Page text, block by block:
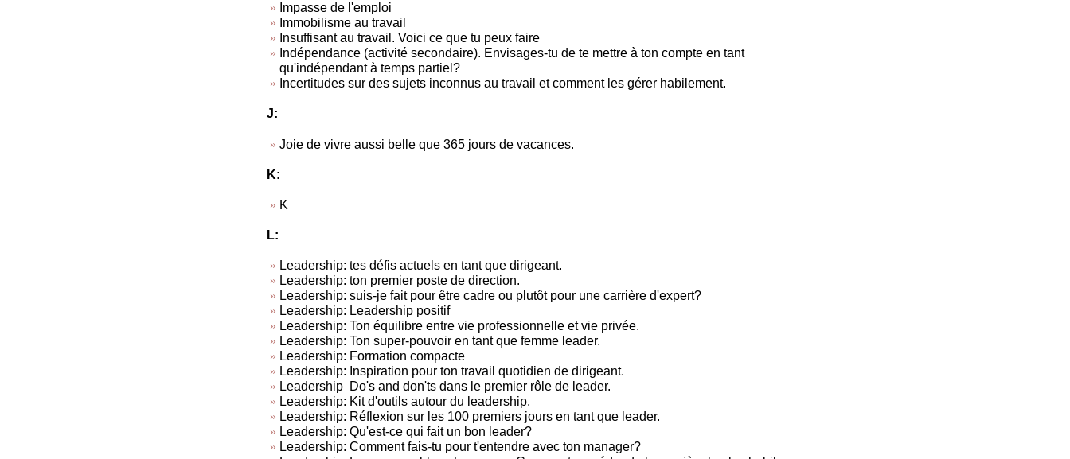
Impasse de l'emploi
Immobilisme au travail
Insuffisant au travail. Voici ce que tu peux faire
Indépendance (activité secondaire). Envisages-tu de te mettre à ton compte en tant
qu'indépendant à temps partiel?
Incertitudes sur des sujets inconnus au travail et comment les gérer habilement.
J:
Joie de vivre aussi belle que 365 jours de vacances.
K:
K
L:
Leadership: tes défis actuels en tant que dirigeant.
Leadership: ton premier poste de direction.
Leadership: suis-je fait pour être cadre ou plutôt pour une carrière d'expert?
Leadership: Leadership positif
Leadership: Ton équilibre entre vie professionnelle et vie privée.
Leadership: Ton super-pouvoir en tant que femme leader.
Leadership: Formation compacte
Leadership: Inspiration pour ton travail quotidien de dirigeant.
Leadership Do's and don'ts dans le premier rôle de leader.
Leadership: Kit d'outils autour du leadership.
Leadership: Réflexion sur les 100 premiers jours en tant que leader.
Leadership: Qu'est-ce qui fait un bon leader?
Leadership: Comment fais-tu pour t'entendre avec ton manager?